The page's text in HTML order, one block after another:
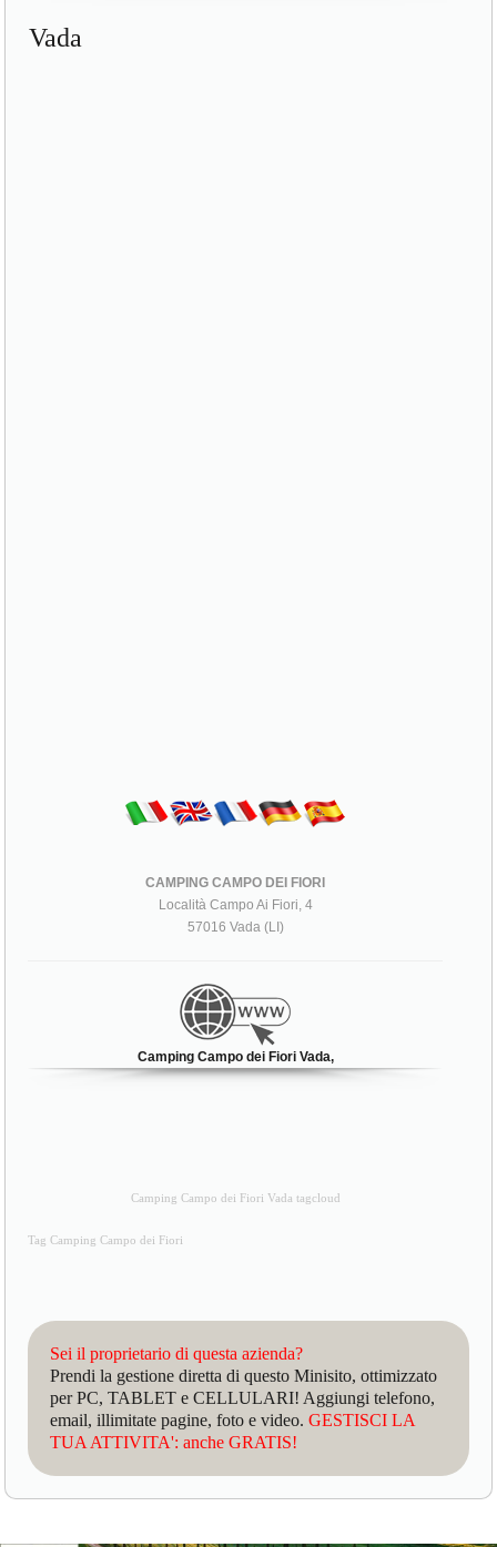
Vada
CAMPING CAMPO DEI FIORI
Località Campo Ai Fiori, 4
57016 Vada (LI)
Camping Campo dei Fiori Vada,
Camping Campo dei Fiori Vada tagcloud
Tag Camping Campo dei Fiori
Sei il proprietario di questa azienda?
Prendi la gestione diretta di questo Minisito, ottimizzato
per PC, TABLET e CELLULARI! Aggiungi telefono,
email, illimitate pagine, foto e video.GESTISCI LA
TUA ATTIVITA': anche GRATIS!